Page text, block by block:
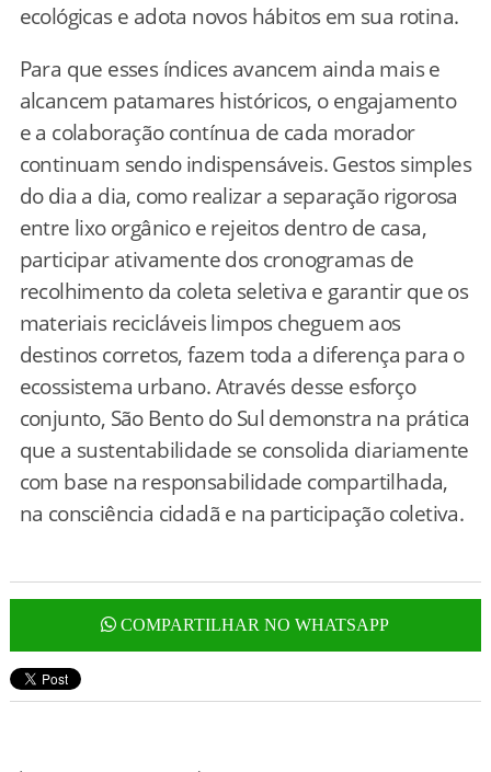
ecológicas e adota novos hábitos em sua rotina.
Para que esses índices avancem ainda mais e
alcancem patamares históricos, o engajamento
e a colaboração contínua de cada morador
continuam sendo indispensáveis. Gestos simples
do dia a dia, como realizar a separação rigorosa
entre lixo orgânico e rejeitos dentro de casa,
participar ativamente dos cronogramas de
recolhimento da coleta seletiva e garantir que os
materiais recicláveis limpos cheguem aos
destinos corretos, fazem toda a diferença para o
ecossistema urbano. Através desse esforço
conjunto, São Bento do Sul demonstra na prática
que a sustentabilidade se consolida diariamente
com base na responsabilidade compartilhada,
na consciência cidadã e na participação coletiva.
COMPARTILHAR NO WHATSAPP